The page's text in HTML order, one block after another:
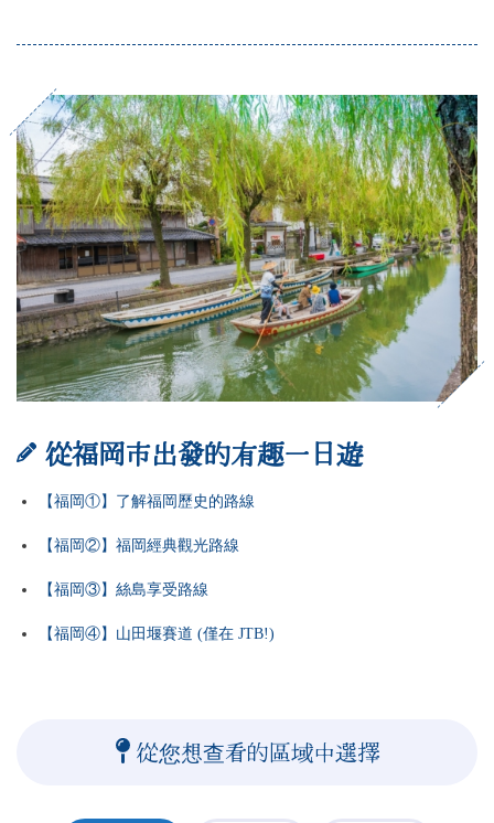
從福岡市出發的有趣一日遊
【福岡①】了解福岡歷史的路線
【福岡②】福岡經典觀光路線
【福岡③】絲島享受路線
【福岡④】山田堰賽道 (僅在 JTB!)
從您想查看的區域中選擇